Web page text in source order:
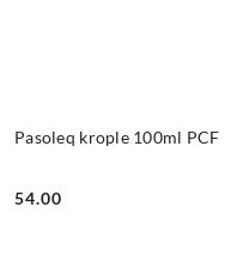
Pasoleq krople 100ml PCF
Cena:
54.00